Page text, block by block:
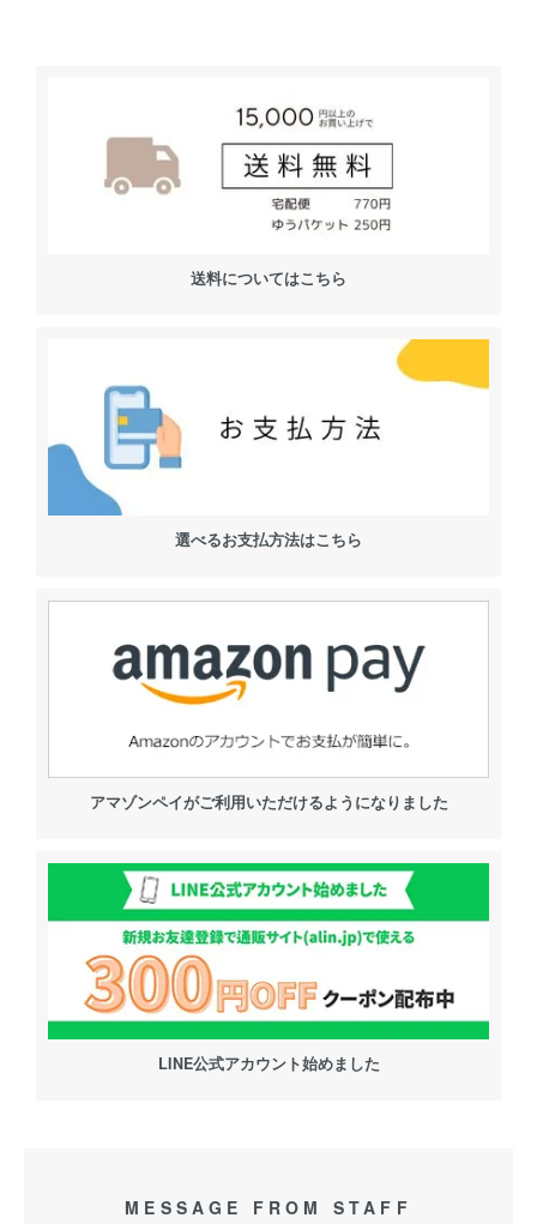
送料についてはこちら
選べるお支払方法はこちら
アマゾンペイがご利用いただけるようになりました
LINE公式アカウント始めました
MESSAGE FROM STAFF